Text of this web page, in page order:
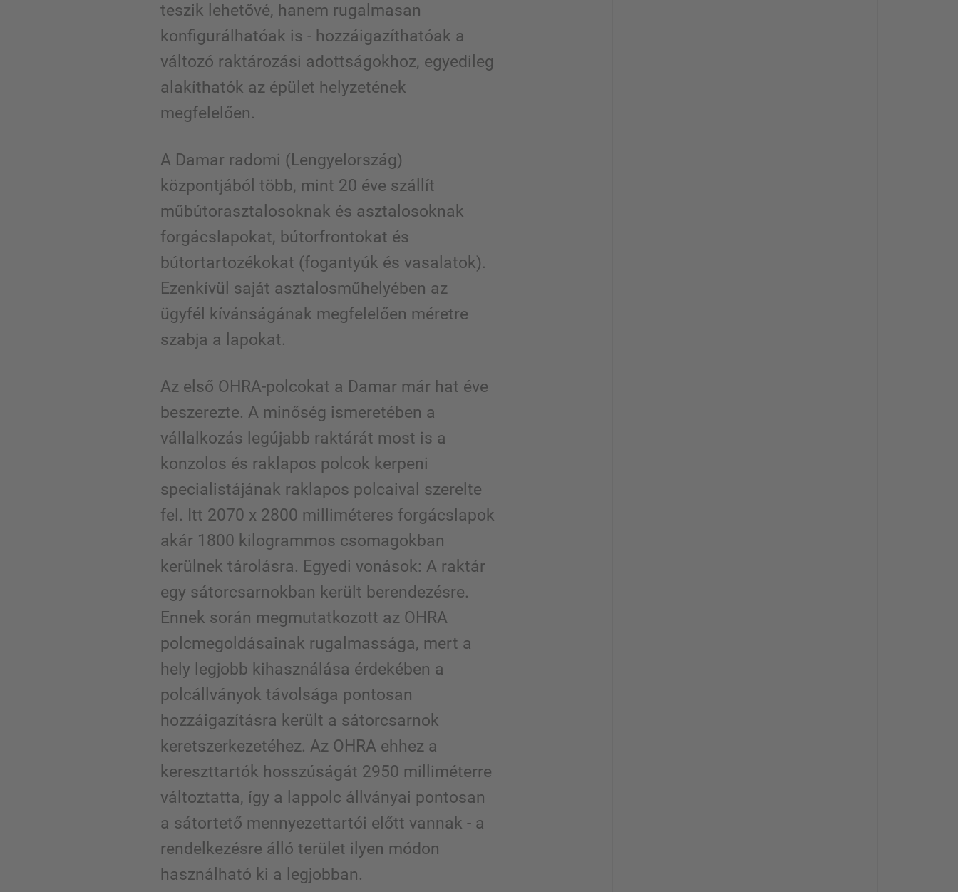
teszik lehetővé, hanem rugalmasan
konfigurálhatóak is - hozzáigazíthatóak a
változó raktározási adottságokhoz, egyedileg
alakíthatók az épület helyzetének
megfelelően.
A Damar radomi (Lengyelország)
központjából több, mint 20 éve szállít
műbútorasztalosoknak és asztalosoknak
forgácslapokat, bútorfrontokat és
bútortartozékokat (fogantyúk és vasalatok).
Ezenkívül saját asztalosműhelyében az
ügyfél kívánságának megfelelően méretre
szabja a lapokat.
Az első OHRA-polcokat a Damar már hat éve
beszerezte. A minőség ismeretében a
vállalkozás legújabb raktárát most is a
konzolos és raklapos polcok kerpeni
specialistájának raklapos polcaival szerelte
fel. Itt 2070 x 2800 milliméteres forgácslapok
akár 1800 kilogrammos csomagokban
kerülnek tárolásra. Egyedi vonások: A raktár
egy sátorcsarnokban került berendezésre.
Ennek során megmutatkozott az OHRA
polcmegoldásainak rugalmassága, mert a
hely legjobb kihasználása érdekében a
polcállványok távolsága pontosan
hozzáigazításra került a sátorcsarnok
keretszerkezetéhez. Az OHRA ehhez a
kereszttartók hosszúságát 2950 milliméterre
változtatta, így a lappolc állványai pontosan
a sátortető mennyezettartói előtt vannak - a
rendelkezésre álló terület ilyen módon
használható ki a legjobban.